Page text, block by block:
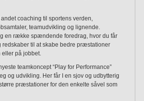
coaching til sportens verden,
teamudvikling og lignende.
en række spændende foredrag, hvor du får
redskaber til at skabe bedre præstationer
eller på jobbet.
teamkoncept “Play for Performance”
og udvikling. Her får I en sjov og udbytterig
præstationer for den enkelte såvel som